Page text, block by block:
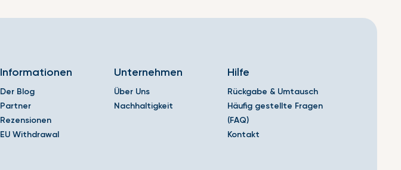
Informationen
Der Blog
Partner
Rezensionen
EU Withdrawal
Unternehmen
Über Uns
Nachhaltigkeit
Hilfe
Rückgabe & Umtausch
Häufig gestellte Fragen
(FAQ)
Kontakt